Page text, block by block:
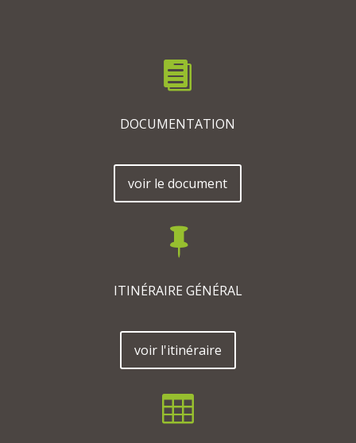

DOCUMENTATION
voir le document

ITINÉRAIRE GÉNÉRAL
voir l'itinéraire
